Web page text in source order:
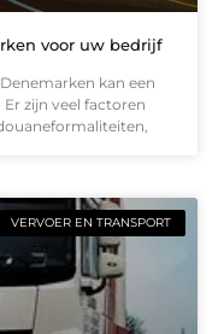
voor uw bedrijf
kan een
zijn veel factoren
VERVOER EN TRANSPORT